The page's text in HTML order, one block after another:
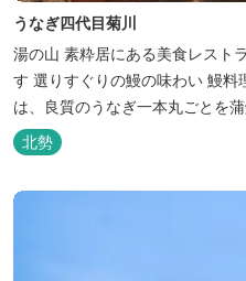
うなぎ四代目菊川
湯の山 素粋居にある美食レストラン 良い水と良い炭の力で
す 選りすぐりの鰻の味わい 鰻料理専門店「うなぎ 四代目菊川」
は、良質のうなぎ一本丸ごとを
ます。大きさも太さも極上の鰻
も身質がフワッとやわらかい、
毎日捌き、良質の炭で焼き立て
北勢